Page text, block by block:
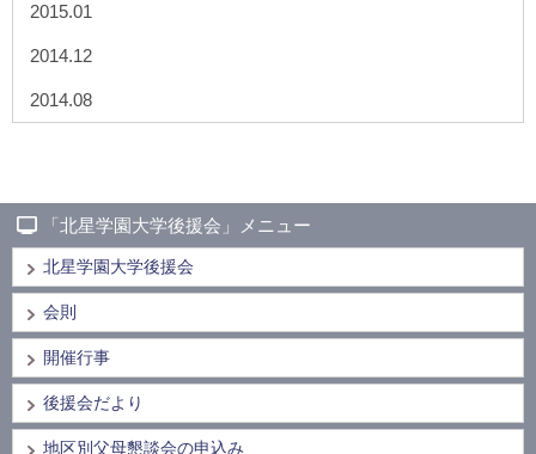
2015.01
2014.12
2014.08
「北星学園大学後援会」メニュー
北星学園大学後援会
会則
開催行事
後援会だより
地区別父母懇談会の申込み